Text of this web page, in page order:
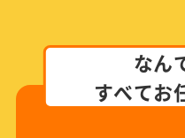
なん
すべてお